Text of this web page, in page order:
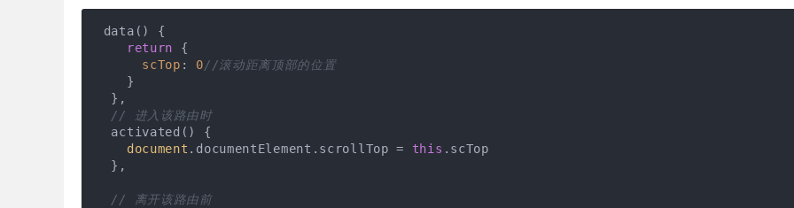
data() {
return {
scTop : 0//滚动距离顶部的位置
    }
  },
// 进入该路由时
  activated() {
document .documentElement.scrollTop = this .scTop
  },
// 离开该路由前